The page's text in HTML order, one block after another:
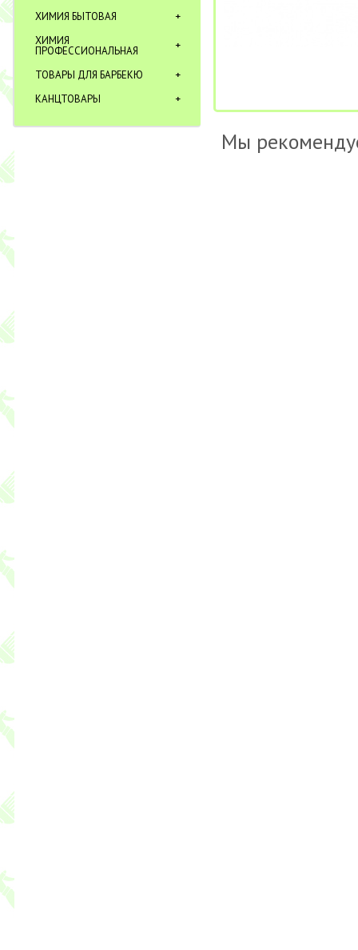
ХИМИЯ БЫТОВАЯ
ХИМИЯ
ПРОФЕССИОНАЛЬНАЯ
ТОВАРЫ ДЛЯ БАРБЕКЮ
КАНЦТОВАРЫ
Мы